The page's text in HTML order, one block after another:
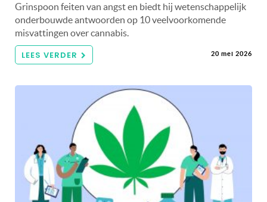
Grinspoon feiten van angst en biedt hij wetenschappelijk
onderbouwde antwoorden op 10 veelvoorkomende
misvattingen over cannabis.
LEES VERDER 20 mei 2026